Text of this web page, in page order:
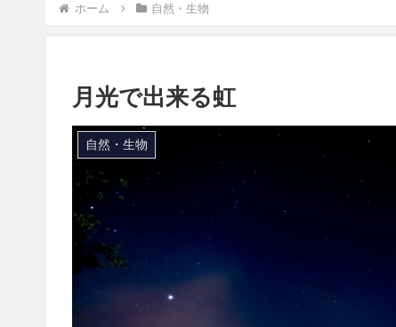
ホーム 自然・生物
月光で出来る虹
自然・生物